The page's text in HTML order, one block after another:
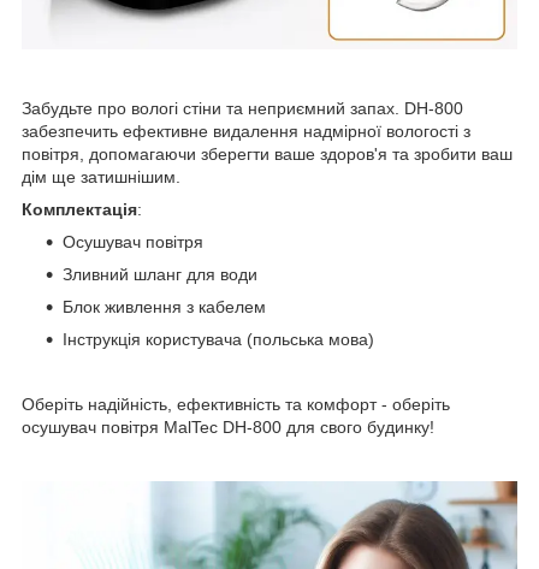
Забудьте про вологі стіни та неприємний запах. DH-800
забезпечить ефективне видалення надмірної вологості з
повітря, допомагаючи зберегти ваше здоров'я та зробити ваш
дім ще затишнішим.
Комплектація:
Осушувач повітря
Зливний шланг для води
Блок живлення з кабелем
Інструкція користувача (польська мова)
Оберіть надійність, ефективність та комфорт - оберіть
осушувач повітря MalTec DH-800 для свого будинку!